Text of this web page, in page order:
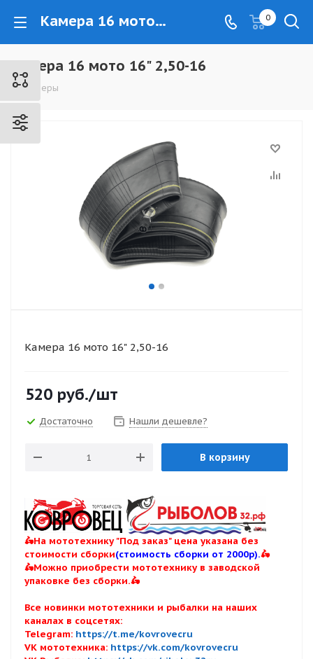
Камера 16 мото 16" 2,50-16 - www.kovrovec.ru 0
Камера 16 мото 16" 2,50-16
Камеры
Камера 16 мото 16" 2,50-16
520 руб./шт
Достаточно Нашли дешевле?
В корзину
🛵На мототехнику "Под заказ" цена указана без
стоимости сборки(стоимость сборки от 2000р).🛵
🛵Можно приобрести мототехнику в заводской
упаковке без сборки.🛵
Все новинки мототехники и рыбалки на наших
каналах в соцсетях:
Telegram: https://t.me/kovrovecru
VK мототехника: https://vk.com/kovrovecru